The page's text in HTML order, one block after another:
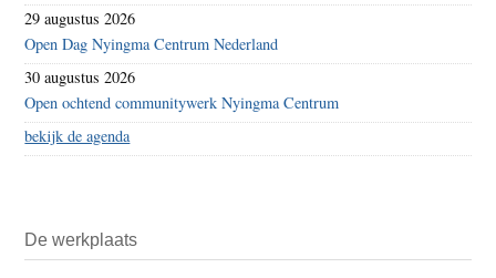
29 augustus 2026
Open Dag Nyingma Centrum Nederland
30 augustus 2026
Open ochtend communitywerk Nyingma Centrum
bekijk de agenda
De werkplaats